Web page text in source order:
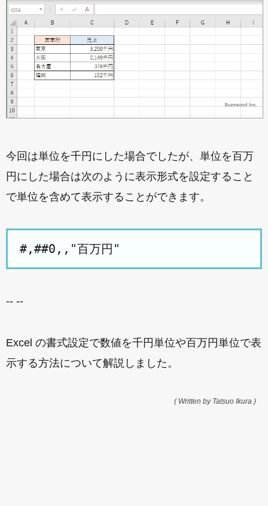
今回は単位を千円にした場合でしたが、単位を百万
円にした場合は次のように表示形式を設定すること
で単位を含めて表示することができます。
-- --
Excel の書式設定で数値を千円単位や百万円単位で表
示する方法について解説しました。
( Written by Tatsuo Ikura )